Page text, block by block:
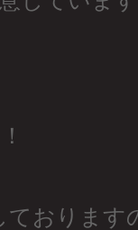
ております